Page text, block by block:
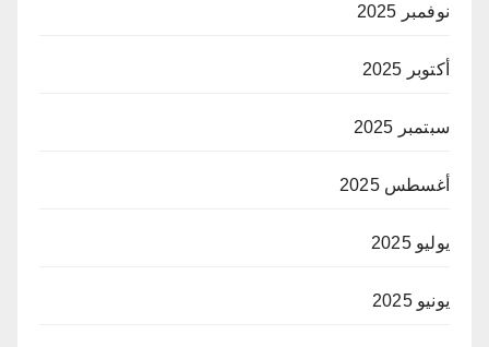
نوفمبر 2025
أكتوبر 2025
سبتمبر 2025
أغسطس 2025
يوليو 2025
يونيو 2025